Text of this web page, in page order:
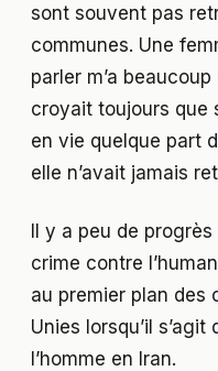
sont souvent pas
communes. Une
parler m’a
croyait toujours que
en vie quelque part
elle n’avait jamais
Il y a peu de
crime contre
au premier plan des
Unies lorsqu’il
l’homme en Iran.